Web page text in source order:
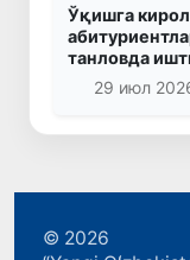
Ўқишга
танловда
29 июл
© 2026